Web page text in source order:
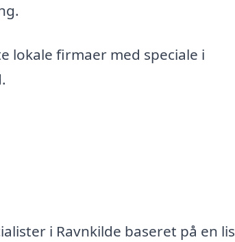
lokale firmaer med speciale i
i Ravnkilde baseret på en